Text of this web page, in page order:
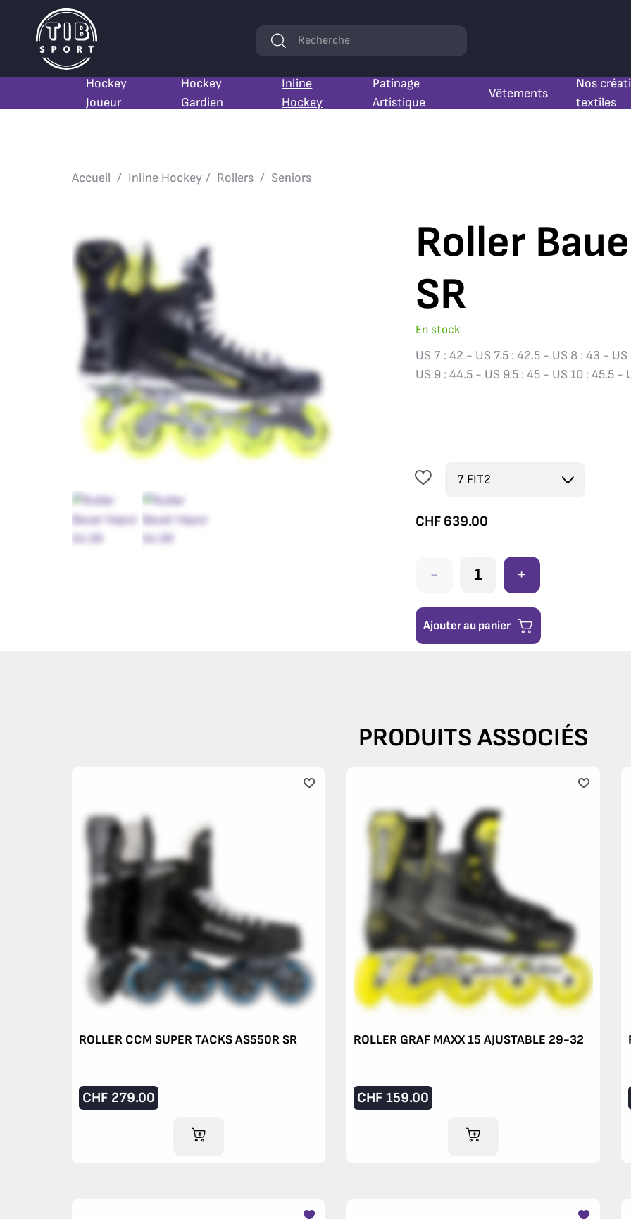
Hockey
Joueur
Hockey
Gardien
Inline
Hockey
Patinage
Artistique
Vêtements
Nos
textiles
Mots
Rechercher
Accueil Inline Hockey Rollers Seniors
Roller
SR
En stock
US 7 : 42 - US 7.5 : 42.5 - US 8 : 43 - US
US 9 : 44.5 - US 9.5 : 45 - US 10 : 45.5 -
CHF 639.00
- +
Ajouter au panier
PRODUITS ASSOCIÉS
ROLLER CCM SUPER TACKS AS550R SR
CHF 279.00
AJOUTER AU PANIER
ROLLER GRAF MAXX 15 AJUSTABLE 29-32
CHF 159.00
AJOUTER AU PANIER